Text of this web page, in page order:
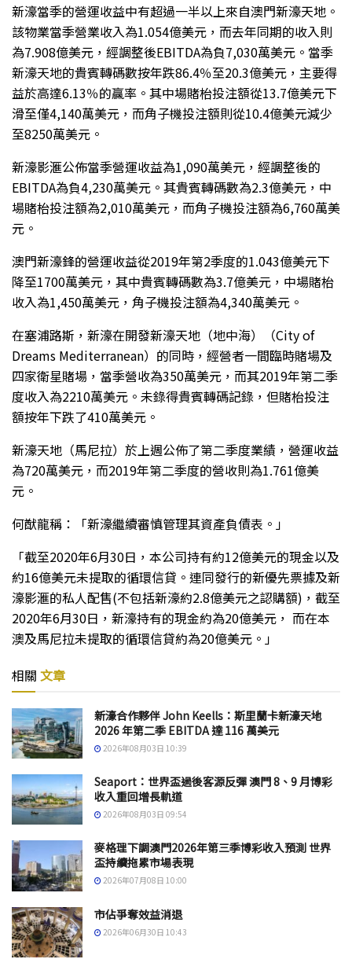
新濠當季的營運收益中有超過一半以上來自澳門新濠天地。
該物業當季營業收入為1.054億美元，而去年同期的收入則
為7.908億美元，經調整後EBITDA為負7,030萬美元。當季
新濠天地的貴賓轉碼數按年跌86.4％至20.3億美元，主要得
益於高達6.13％的贏率。其中場賭枱投注額從13.7億美元下
滑至僅4,140萬美元，而角子機投注額則從10.4億美元減少
至8250萬美元。
新濠影滙公佈當季營運收益為1,090萬美元，經調整後的
EBITDA為負4,230萬美元。其貴賓轉碼數為2.3億美元，中
場賭枱投注額為2,010萬美元，而角子機投注額為6,760萬美
元。
澳門新濠鋒的營運收益從2019年第2季度的1.043億美元下
降至1700萬美元，其中貴賓轉碼數為3.7億美元，中場賭枱
收入為1,450萬美元，角子機投注額為4,340萬美元。
在塞浦路斯，新濠在開發新濠天地（地中海）（City of
Dreams Mediterranean）的同時，經營者一間臨時賭場及
四家衛星賭場，當季營收為350萬美元，而其2019年第二季
度收入為2210萬美元。未錄得貴賓轉碼記錄，但賭枱投注
額按年下跌了410萬美元。
新濠天地（馬尼拉）於上週公佈了第二季度業績，營運收益
為720萬美元，而2019年第二季度的營收則為1.761億美
元。
何猷龍稱：「新濠繼續審慎管理其資產負債表。」
「截至2020年6月30日，本公司持有約12億美元的現金以及
約16億美元未提取的循環信貸。連同發行的新優先票據及新
濠影滙的私人配售(不包括新濠約2.8億美元之認購額)，截至
2020年6月30日，新濠持有的現金約為20億美元， 而在本
澳及馬尼拉未提取的循環信貸約為20億美元。」
相關 文章
新濠合作夥伴 John Keells：斯里蘭卡新濠天地
2026 年第二季 EBITDA 達 116 萬美元
2026年08月03日 10:39
Seaport：世界盃過後客源反彈 澳門 8、9 月博彩
收入重回增長軌道
2026年08月03日 09:54
麥格理下調澳門2026年第三季博彩收入預測 世界
盃持續拖累市場表現
2026年07月08日 10:00
市佔爭奪效益消退
2026年06月30日 10:43